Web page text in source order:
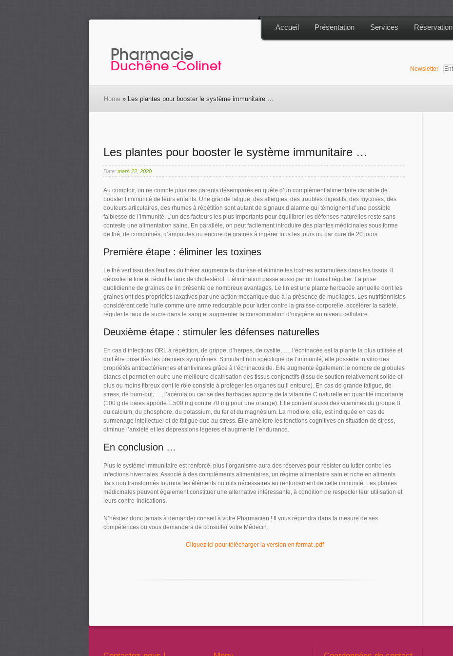
Accueil Présentation Services Réservation
Newsletter
Home » Les plantes pour booster le système immunitaire …
Les plantes pour booster le système immunitaire …
Date: mars 22, 2020
Au comptoir, on ne compte plus ces parents désemparés en quête d’un complément alimentaire capable de
booster l’immunité de leurs enfants. Une grande fatigue, des allergies, des troubles digestifs, des mycoses, des
douleurs articulaires, des rhumes à répétition sont autant de signaux d’alarme qui témoignent d’une possible
faiblesse de l’immunité. L’un des facteurs les plus importants pour équilibrer les défenses naturelles reste sans
conteste une alimentation saine. En parallèle, on peut facilement introduire des plantes médicinales sous forme
de thé, de comprimés, d’ampoules ou encore de graines à ingérer tous les jours ou par cure de 20 jours.
Première étape : éliminer les toxines
Le thé vert issu des feuilles du théier augmente la diurèse et élimine les toxines accumulées dans les tissus. Il
détoxifie le foie et réduit le taux de cholestérol. L’élimination passe aussi par un transit régulier. La prise
quotidienne de graines de lin présente de nombreux avantages. Le lin est une plante herbacée annuelle dont les
graines ont des propriétés laxatives par une action mécanique due à la présence de mucilages. Les nutritionnistes
considèrent cette huile comme une arme redoutable pour lutter contre la graisse corporelle, accélérer la satiété,
réguler le taux de sucre dans le sang et augmenter la consommation d’oxygène au niveau cellulaire.
Deuxième étape : stimuler les défenses naturelles
En cas d’infections ORL à répétition, de grippe, d’herpes, de cystite, …, l’échinacée est la plante la plus utilisée et
doit être prise dès les premiers symptômes. Stimulant non spécifique de l’immunité, elle possède in vitro des
propriétés antibactériennes et antivirales grâce à l’échinacoside. Elle augmente également le nombre de globules
blancs et permet en outre une meilleure cicatrisation des tissus conjonctifs (tissu de soutien relativement solide et
plus ou moins fibreux dont le rôle consiste à protéger les organes qu’il entoure). En cas de grande fatigue, de
stress, de burn-out, …, l’acérola ou cerise des barbades apporte de la vitamine C naturelle en quantité importante
(100 g de baies apporte 1.500 mg contre 70 mg pour une orange). Elle contient aussi des vitamines du groupe B,
du calcium, du phosphore, du potassium, du fer et du magnésium. La rhodiole, elle, est indiquée en cas de
surmenage intellectuel et de fatigue due au stress. Elle améliore les fonctions cognitives en situation de stress,
diminue l’anxiété et les dépressions légères et augmente l’endurance.
En conclusion …
Plus le système immunitaire est renforcé, plus l’organisme aura des réserves pour résister ou lutter contre les
infections hivernales. Associé à des compléments alimentaires, un régime alimentaire sain et riche en aliments
frais non transformés fournira les éléments nutritifs nécessaires au renforcement de cette immunité. Les plantes
médicinales peuvent également constituer une alternative intéressante, à condition de respecter leur utilisation et
leurs contre-indications.
N’hésitez donc jamais à demander conseil à votre Pharmacien ! Il vous répondra dans la mesure de ses
compétences ou vous demandera de consulter votre Médecin.
Cliquez ici pour télécharger la version en format .pdf